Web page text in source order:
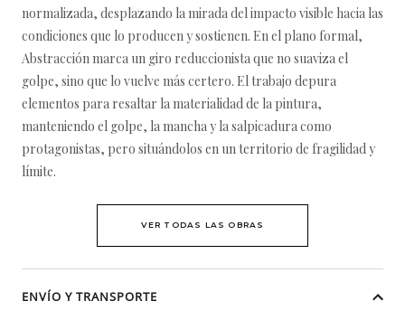
normalizada, desplazando la mirada del impacto visible hacia las
condiciones que lo producen y sostienen. En el plano formal,
Abstracción marca un giro reduccionista que no suaviza el
golpe, sino que lo vuelve más certero. El trabajo depura
elementos para resaltar la materialidad de la pintura,
manteniendo el golpe, la mancha y la salpicadura como
protagonistas, pero situándolos en un territorio de fragilidad y
límite.
VER TODAS LAS OBRAS
ENVÍO Y TRANSPORTE